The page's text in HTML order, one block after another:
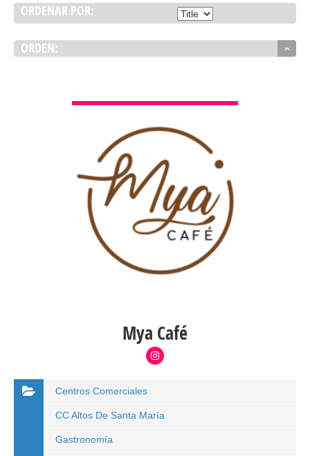
ORDENAR POR:
ORDEN:
Mya Café
Centros Comerciales
CC Altos De Santa María
Gastronomía